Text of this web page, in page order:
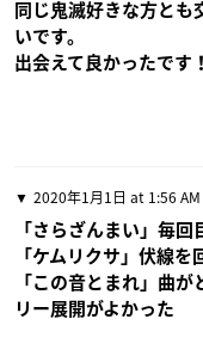
同じ鬼滅好きな方とも
いです。
出会えて良かったです
2020年1月1日 at 1:56 AM
「さらざんまい」毎
「ケムリクサ」伏線
「この音とまれ」曲
リー展開がよかった